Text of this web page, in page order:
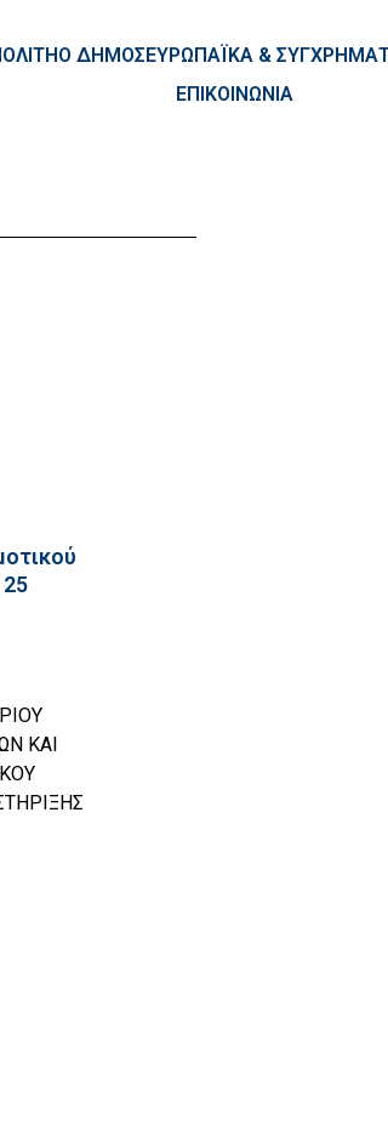
Ο ΔΗΜΟΣΕΥΡΩΠΑΪΚΑ &
ΕΠΙΚΟΙΝΩΝΙΑ
ΚΑΙ